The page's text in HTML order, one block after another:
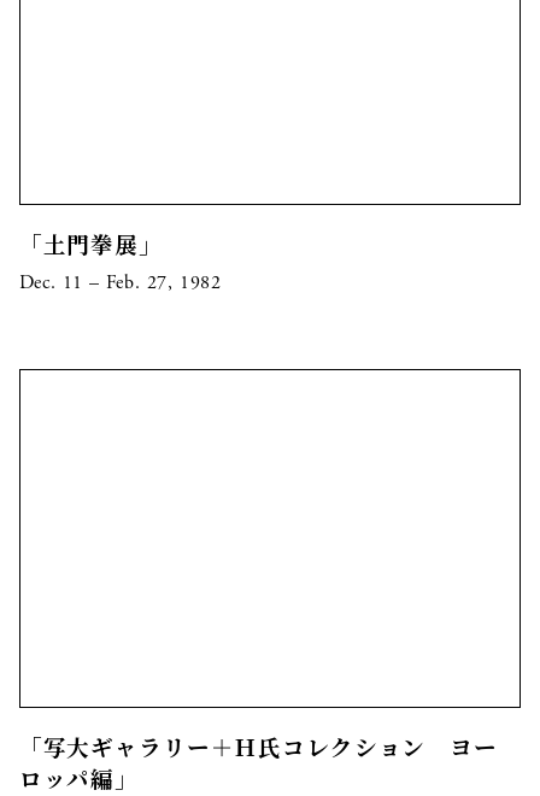
「土門拳展」
Dec. 11 – Feb. 27, 1982
「写大ギャラリー＋Ｈ氏コレクション ヨー
ロッパ編」